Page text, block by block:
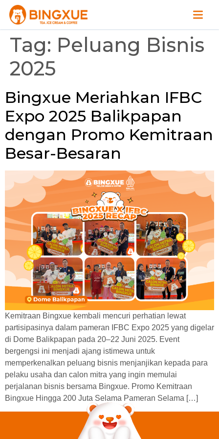
Tag: Peluang Bisnis
2025
Bingxue Meriahkan IFBC
Expo 2025 Balikpapan
dengan Promo Kemitraan
Besar-Besaran
Kemitraan Bingxue kembali mencuri perhatian lewat
partisipasinya dalam pameran IFBC Expo 2025 yang digelar
di Dome Balikpapan pada 20–22 Juni 2025. Event
bergengsi ini menjadi ajang istimewa untuk
memperkenalkan peluang bisnis menjanjikan kepada para
pelaku usaha dan calon mitra yang ingin memulai
perjalanan bisnis bersama Bingxue. Promo Kemitraan
Bingxue Hingga 200 Juta Selama Pameran Selama […]